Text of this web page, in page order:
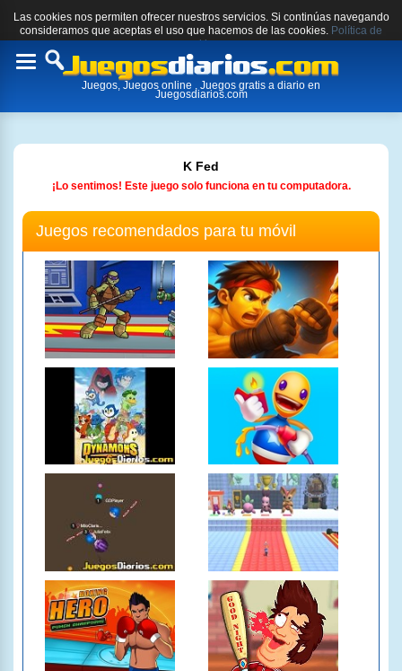
Las cookies nos permiten ofrecer nuestros servicios. Si continúas navegando
consideramos que aceptas el uso que hacemos de las cookies. Política de
cookies.
Toggle
Juegos, Juegos online , Juegos gratis a diario en
Juegosdiarios.com
K Fed
¡Lo sentimos! Este juego solo funciona en tu computadora.
Juegos recomendados para tu móvil